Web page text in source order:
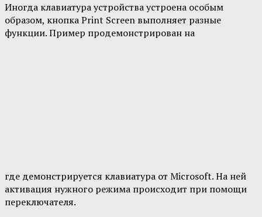
Иногда клавиатура устройства устроена особым
образом, кнопка Print Screen выполняет разные
функции. Пример продемонстрирован на
где демонстрируется клавиатура от Microsoft. На ней
активация нужного режима происходит при помощи
переключателя.